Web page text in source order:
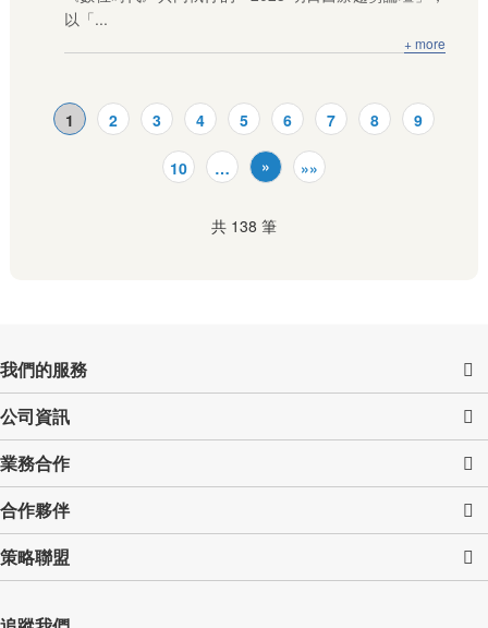
以「...
+ more
1 2 3 4 5 6 7 8 9
10 … » »»
共 138 筆
我們的服務
公司資訊
業務合作
合作夥伴
策略聯盟